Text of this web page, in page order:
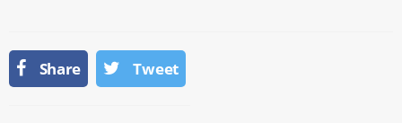
Share Tweet